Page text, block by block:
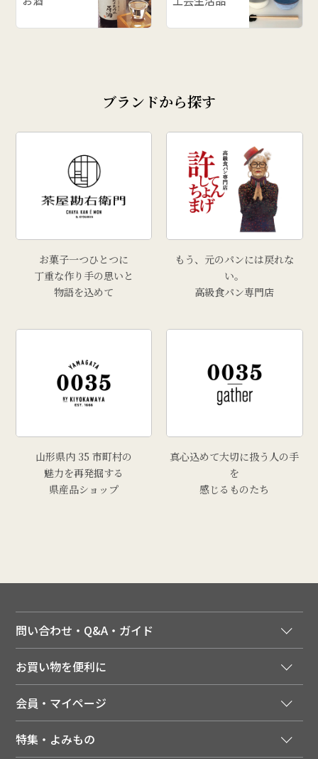
ブランドから探す
お菓子一つひとつに
丁重な作り手の思いと
物語を込めて
もう、元のパンには戻れな
い。
高級食パン専門店
山形県内 35 市町村の
魅力を再発掘する
県産品ショップ
真心込めて大切に扱う人の手
を
感じるものたち
問い合わせ・Q&A・ガイド
ご利用ガイド
領収書について
送料について
お買い物を便利に
季節のカタログを無料でお届け
店舗・ECポイント共通アプリ
会員・マイページ
会員特典について
特集・よみもの